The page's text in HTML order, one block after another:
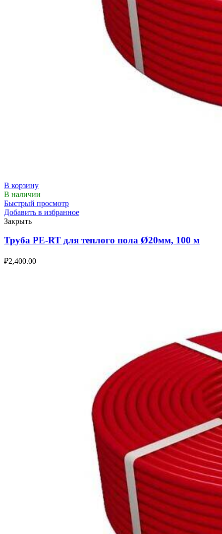
В корзину
В наличии
Быстрый просмотр
Добавить в избранное
Закрыть
Труба PE-RT для теплого пола Ø20мм, 100 м
₽2,400.00